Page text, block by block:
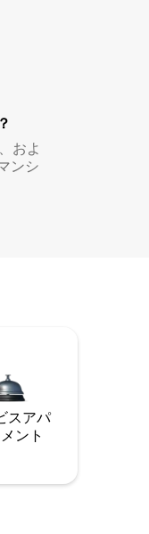
およ
ンシ
スアパ
ント